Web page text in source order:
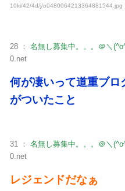
10ki/42/4d/j/o0480064213364881544.jpg
28 ： 名無し募集中。。。＠＼
0.net
何が凄いって道重ブロ
がついたこと
31 ： 名無し募集中。。。＠＼
0.net
レジェンドだなぁ